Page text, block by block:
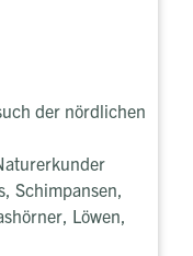
der nördlichen
Schimpansen,
Löwen,